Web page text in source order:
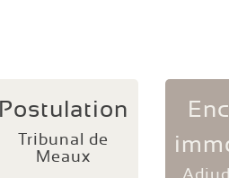
Postulation
Tribunal de
Meaux